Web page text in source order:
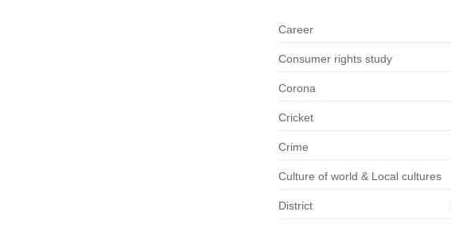
Career
Consumer rights study
Corona
Cricket
Crime
Culture of world & Local cultures
District